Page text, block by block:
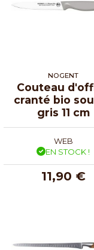
NOGENT
Couteau
cranté bio
gris 11 cm
WEB
EN STOCK !
11,90 €